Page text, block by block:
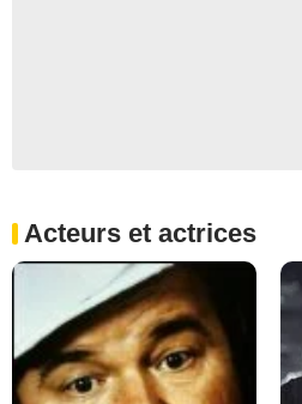
Acteurs et actrices